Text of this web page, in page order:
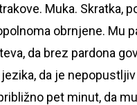
Muka. Skratka,
obrnjene. Mu
da brez pardona
da je
pet minut, da